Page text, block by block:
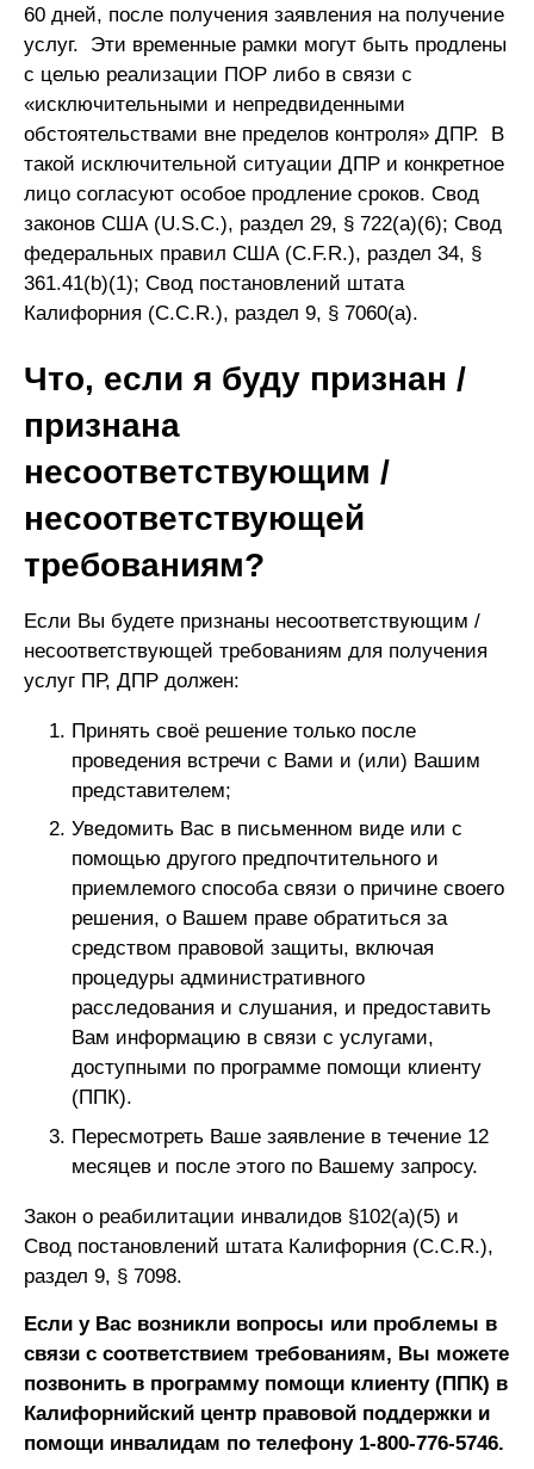
60 дней, после получения заявления на получение
услуг. Эти временные рамки могут быть продлены
с целью реализации ПОР либо в связи с
«исключительными и непредвиденными
обстоятельствами вне пределов контроля» ДПР. В
такой исключительной ситуации ДПР и конкретное
лицо согласуют особое продление сроков. Свод
законов США (U.S.C.), раздел 29, § 722(a)(6); Свод
федеральных правил США (C.F.R.), раздел 34, §
361.41(b)(1); Свод постановлений штата
Калифорния (C.C.R.), раздел 9, § 7060(a).
Что, если я буду признан /
признана
несоответствующим /
несоответствующей
требованиям?
Если Вы будете признаны несоответствующим /
несоответствующей требованиям для получения
услуг ПР, ДПР должен:
Принять своё решение только после
проведения встречи с Вами и (или) Вашим
представителем;
Уведомить Вас в письменном виде или с
помощью другого предпочтительного и
приемлемого способа связи о причине своего
решения, о Вашем праве обратиться за
средством правовой защиты, включая
процедуры административного
расследования и слушания, и предоставить
Вам информацию в связи с услугами,
доступными по программе помощи клиенту
(ППК).
Пересмотреть Ваше заявление в течение 12
месяцев и после этого по Вашему запросу.
Закон о реабилитации инвалидов §102(a)(5) и
Свод постановлений штата Калифорния (C.C.R.),
раздел 9, § 7098.
Если у Вас возникли вопросы или проблемы в
связи с соответствием требованиям, Вы можете
позвонить в программу помощи клиенту (ППК) в
Калифорнийский центр правовой поддержки и
помощи инвалидам по телефону 1-800-776-5746.